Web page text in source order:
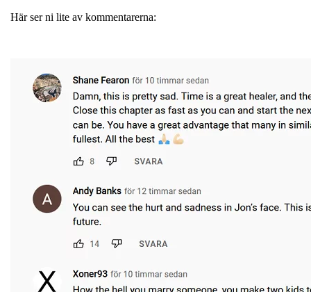
Här ser ni lite av kommentarerna: